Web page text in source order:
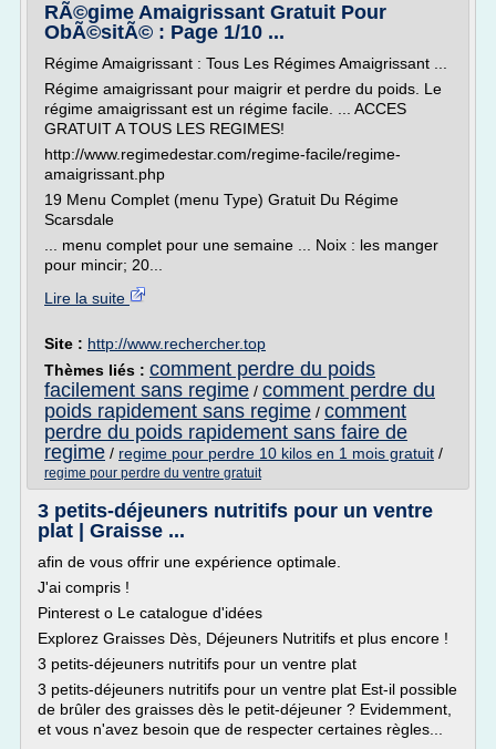
RÃ©gime Amaigrissant Gratuit Pour
ObÃ©sitÃ© : Page 1/10 ...
Régime Amaigrissant : Tous Les Régimes Amaigrissant ...
Régime amaigrissant pour maigrir et perdre du poids. Le
régime amaigrissant est un régime facile. ... ACCES
GRATUIT A TOUS LES REGIMES!
http://www.regimedestar.com/regime-facile/regime-
amaigrissant.php
19 Menu Complet (menu Type) Gratuit Du Régime
Scarsdale
... menu complet pour une semaine ... Noix : les manger
pour mincir; 20...
Lire la suite
Site : http://www.rechercher.top
Thèmes liés : comment perdre du poids
facilement sans regime / comment perdre du
poids rapidement sans regime / comment
perdre du poids rapidement sans faire de
regime / regime pour perdre 10 kilos en 1 mois gratuit /
regime pour perdre du ventre gratuit
3 petits-déjeuners nutritifs pour un ventre
plat | Graisse ...
afin de vous offrir une expérience optimale.
J'ai compris !
Pinterest o Le catalogue d'idées
Explorez Graisses Dès, Déjeuners Nutritifs et plus encore !
3 petits-déjeuners nutritifs pour un ventre plat
3 petits-déjeuners nutritifs pour un ventre plat Est-il possible
de brûler des graisses dès le petit-déjeuner ? Evidemment,
et vous n'avez besoin que de respecter certaines règles...